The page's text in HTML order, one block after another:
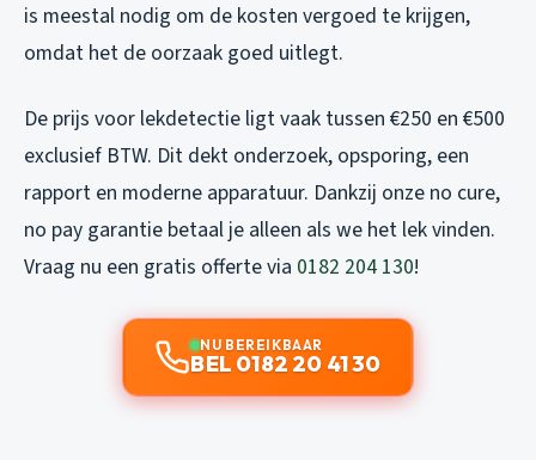
is meestal nodig om de kosten vergoed te krijgen,
omdat het de oorzaak goed uitlegt.
De prijs voor lekdetectie ligt vaak tussen €250 en €500
exclusief BTW. Dit dekt onderzoek, opsporing, een
rapport en moderne apparatuur. Dankzij onze no cure,
no pay garantie betaal je alleen als we het lek vinden.
Vraag nu een gratis offerte via 0182 204 130!
NU BEREIKBAAR
BEL 0182 20 41 30